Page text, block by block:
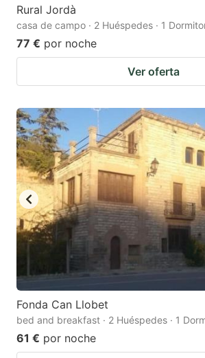
Rural Jordà
casa de campo · 2 Huéspedes · 1
77 € por noche
Ver oferta
Fonda Can Llobet
bed and breakfast · 2 Huéspedes · 1
61 € por noche